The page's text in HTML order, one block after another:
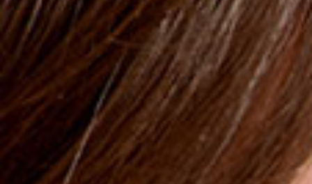
SKU : 427105
Die Anti-Falten-Creme strafft und regeneriert die Haut
um das Auge, spendet intensiv Feuchtigkeit und minimiert
Fältchen. Die aktiven Inhaltsstoffe verleihen der Haut
sofort ein hydratisiertes und straffes Gefühl und sorgen
für ein jugendliches Aussehen.
Dermatologisch und augenärztlich getestet.
*Phospholipids - Technical Data
More